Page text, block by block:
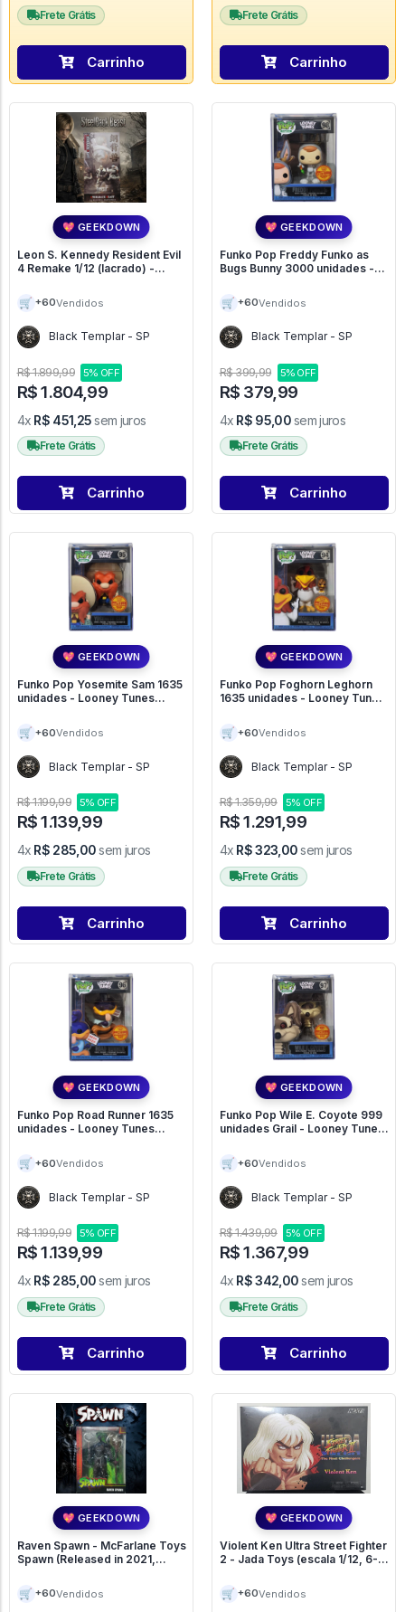
Frete Grátis
Carrinho
Frete Grátis
Carrinho
💖 GEEKDOWN
Leon S. Kennedy Resident Evil
4 Remake 1/12 (lacrado) -
Studio - ###
🛒 +60Vendidos
Black Templar - SP
R$ 1.899,99 5% OFF
R$ 1.804,99
4x R$ 451,25sem juros
Frete Grátis
Carrinho
💖 GEEKDOWN
Funko Pop Freddy Funko as
Bugs Bunny 3000 unidades -
🛒 +60Vendidos
Black Templar - SP
R$ 399,99 5% OFF
R$ 379,99
4x R$ 95,00sem juros
Frete Grátis
Carrinho
💖 GEEKDOWN
Funko Pop Yosemite Sam 1635
unidades - Looney Tunes
🛒 +60Vendidos
Black Templar - SP
R$ 1.199,99 5% OFF
R$ 1.139,99
4x R$ 285,00sem juros
Frete Grátis
Carrinho
💖 GEEKDOWN
Funko Pop Foghorn Leghorn
1635 unidades - Looney Tunes
🛒 +60Vendidos
Black Templar - SP
R$ 1.359,99 5% OFF
R$ 1.291,99
4x R$ 323,00sem juros
Frete Grátis
Carrinho
💖 GEEKDOWN
Funko Pop Road Runner 1635
unidades - Looney Tunes
🛒 +60Vendidos
Black Templar - SP
R$ 1.199,99 5% OFF
R$ 1.139,99
4x R$ 285,00sem juros
Frete Grátis
Carrinho
💖 GEEKDOWN
Funko Pop Wile E. Coyote 999
unidades Grail - Looney Tunes
🛒 +60Vendidos
Black Templar - SP
R$ 1.439,99 5% OFF
R$ 1.367,99
4x R$ 342,00sem juros
Frete Grátis
Carrinho
💖 GEEKDOWN
Raven Spawn - McFarlane Toys
Spawn (Released in 2021,
comprimento) - ###
🛒 +60Vendidos
💖 GEEKDOWN
Violent Ken Ultra Street Fighter
2 - Jada Toys (escala 1/12, 6-
🛒 +60Vendidos